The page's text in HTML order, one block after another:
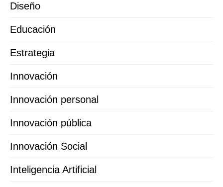
Diseño
Educación
Estrategia
Innovación
Innovación personal
Innovación pública
Innovación Social
Inteligencia Artificial